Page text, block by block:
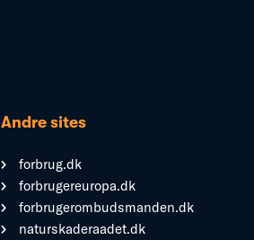
Andre sites
forbrug.dk
forbrugereuropa.dk
forbrugerombudsmanden.dk
naturskaderaadet.dk